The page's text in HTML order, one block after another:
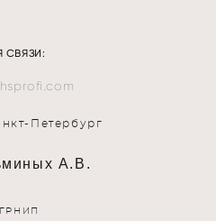
СВЯЗИ:
Петербург
А.В.